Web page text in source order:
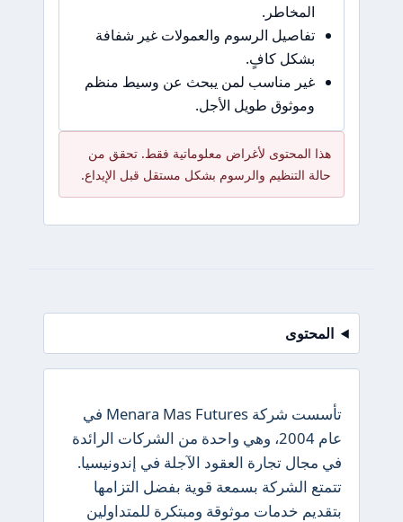
المخاطر.
تفاصيل الرسوم والعمولات غير شفافة
بشكل كافٍ.
غير مناسب لمن يبحث عن وسيط منظم
وموثوق طويل الأجل.
هذا المحتوى لأغراض معلوماتية فقط. تحقق من
حالة التنظيم والرسوم بشكل مستقل قبل الإيداع.
المحتوى
تأسست شركة Menara Mas Futures في
عام 2004، وهي واحدة من الشركات الرائدة
في مجال تجارة العقود الآجلة في إندونيسيا.
تتمتع الشركة بسمعة قوية بفضل التزامها
بتقديم خدمات موثوقة ومبتكرة للمتداولين